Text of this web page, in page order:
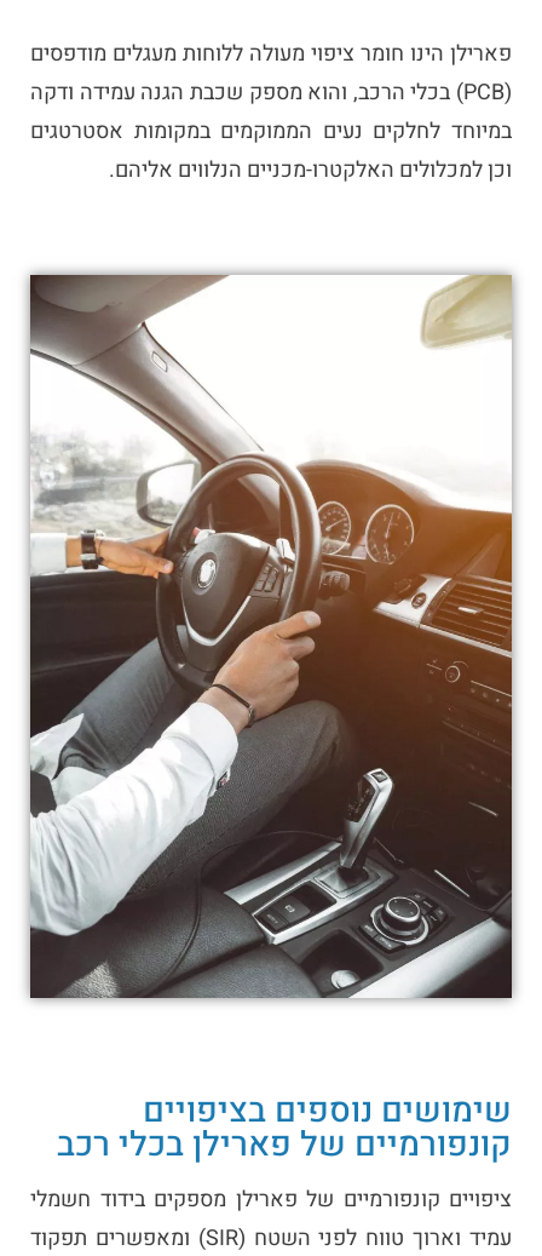
פארילן הינו חומר ציפוי מעולה ללוחות מעגלים מודפסים
(PCB) בכלי הרכב, והוא מספק שכבת הגנה עמידה ודקה
במיוחד לחלקים נעים הממוקמים במקומות אסטרטגים
וכן למכלולים האלקטרו-מכניים הנלווים אליהם.
שימושים נוספים בציפויים
קונפורמיים של פארילן בכלי רכב
ציפויים קונפורמיים של פארילן מספקים בידוד חשמלי
עמיד וארוך טווח לפני השטח (SIR) ומאפשרים תפקוד